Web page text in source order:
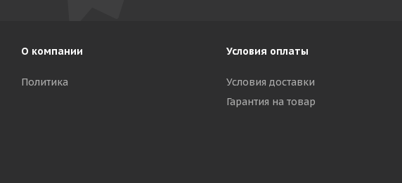
О компании
Политика
Условия оплаты
Условия доставки
Гарантия на товар